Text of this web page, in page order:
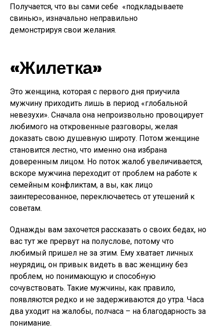
Получается, что вы сами себе «подкладываете
свинью», изначально неправильно
демонстрируя свои желания.
«Жилетка»
Это женщина, которая с первого дня приучила
мужчину приходить лишь в период «глобальной
невезухи». Сначала она непроизвольно провоцирует
любимого на откровенные разговоры, желая
доказать свою душевную широту. Потом женщине
становится лестно, что именно она избрана
доверенным лицом. Но поток жалоб увеличивается,
вскоре мужчина переходит от проблем на работе к
семейным конфликтам, а вы, как лицо
заинтересованное, переключаетесь от утешений к
советам.
Однажды вам захочется рассказать о своих бедах, но
вас тут же прервут на полуслове, потому что
любимый пришел не за этим. Ему хватает личных
неурядиц, он привык видеть в вас женщину без
проблем, но понимающую и способную
сочувствовать. Такие мужчины, как правило,
появляются редко и не задерживаются до утра. Часа
два уходит на жалобы, полчаса – на благодарность за
понимание.